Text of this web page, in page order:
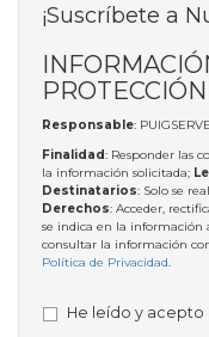
¡Suscríbete a
Responsable:
Finalidad: Responder las
la información solicitada;
Destinatarios: Solo se
Derechos: Acceder,
se indica en la información
consultar la información
Política de Privacidad.
He leído y acepto